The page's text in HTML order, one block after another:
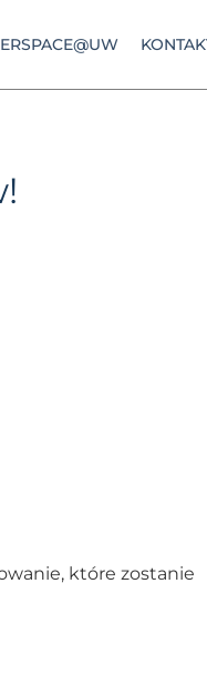
które zostanie